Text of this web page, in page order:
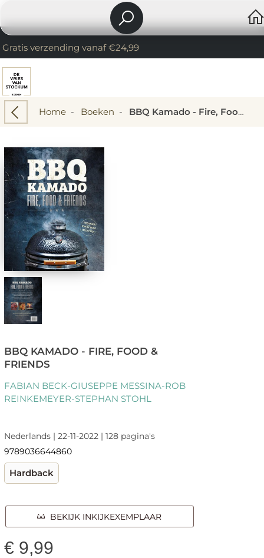
Gratis verzending vanaf €24,99
Home- Boeken - BBQ Kamado - Fire, Food & Friends
BBQ KAMADO - FIRE, FOOD &
FRIENDS
FABIAN BECK-GIUSEPPE MESSINA-ROB
REINKEMEYER-STEPHAN STOHL
Nederlands | 22-11-2022 | 128 pagina's
9789036644860
Hardback
BEKIJK INKIJKEXEMPLAAR
€ 9,99